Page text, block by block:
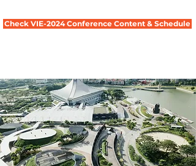
Check VIE-2024 Conference Content & Schedule